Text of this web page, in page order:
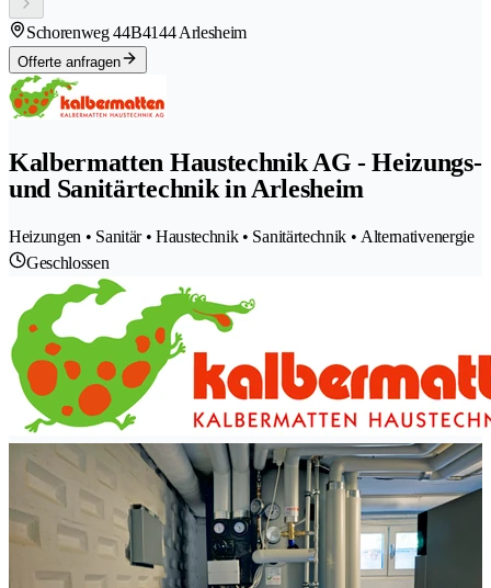
Schorenweg 44B4144 Arlesheim
Offerte anfragen
Kalbermatten Haustechnik AG - Heizungs-
und Sanitärtechnik in Arlesheim
Heizungen • Sanitär • Haustechnik • Sanitärtechnik • Alternativenergie
Geschlossen